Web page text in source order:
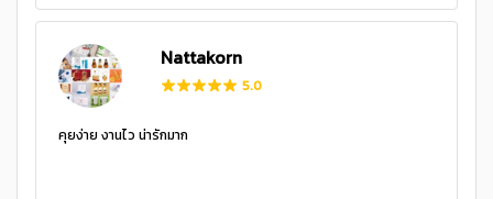
Nattakorn
5.0
คุยง่าย งานไว น่ารักมาก